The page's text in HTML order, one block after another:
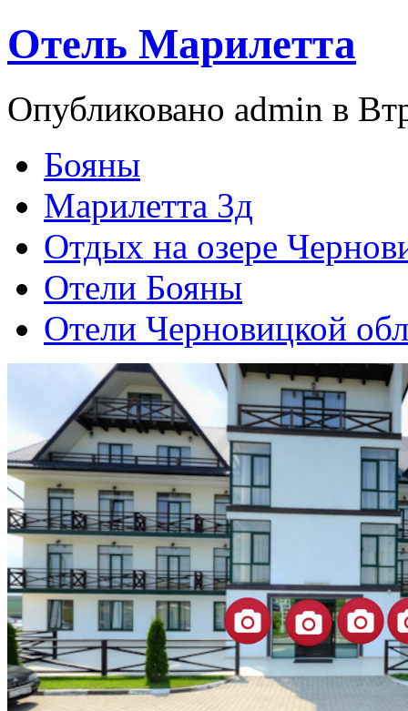
Отель Марилетта
Опубликовано admin в
Бояны
Марилетта 3д
Отдых на озере
Отели Бояны
Отели Черновицкой